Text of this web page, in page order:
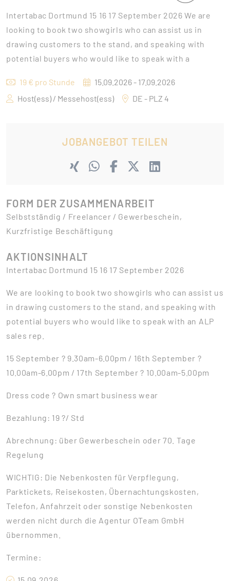
Intertabac Dortmund 15 16 17 September 2026 We are
looking to book two showgirls who can assist us in
drawing customers to the stand, and speaking with
potential buyers who would like to speak with a
19 € pro Stunde
15.09.2026 - 17.09.2026
Host(ess) / Messehost(ess)
DE - PLZ 4
JOBANGEBOT TEILEN
FORM DER ZUSAMMENARBEIT
Selbstständig / Freelancer / Gewerbeschein,
Kurzfristige Beschäftigung
AKTIONSINHALT
Intertabac Dortmund 15 16 17 September 2026
We are looking to book two showgirls who can assist us
in drawing customers to the stand, and speaking with
potential buyers who would like to speak with an ALP
sales rep.
15 September ? 9.30am-6.00pm / 16th September ?
10.00am-6.00pm / 17th September ? 10.00am-5.00pm
Dress code ? Own smart business wear
Bezahlung: 19 ?/ Std
Abrechnung: über Gewerbeschein oder 70. Tage
Regelung
WICHTIG: Die Nebenkosten für Verpflegung,
Parktickets, Reisekosten, Übernachtungskosten,
Telefon, Anfahrzeit oder sonstige Nebenkosten
werden nicht durch die Agentur OTeam GmbH
übernommen.
Termine: